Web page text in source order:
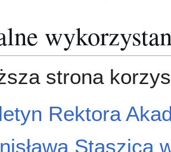
strona
Rektora
Staszica